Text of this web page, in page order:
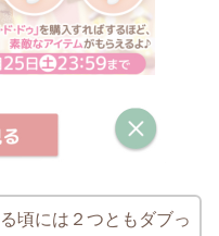
頃には２つともダブっ